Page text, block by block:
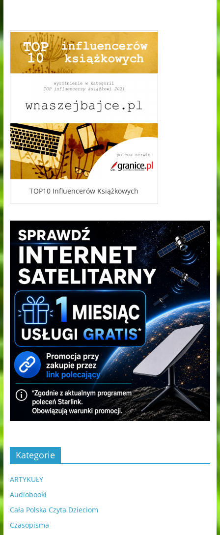
TOP10 Influencerów Książkowych
Kategorie
ARTYKUŁY
Audiobooki
Cała Polska Czyta Dzieciom
Czasopisma